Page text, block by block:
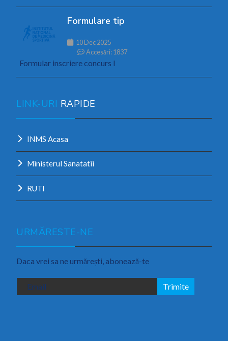
Formulare tip
10 Dec 2025
Accesări: 1837
Formular inscriere concurs I
LINK-URI RAPIDE
INMS Acasa
Ministerul Sanatatii
RUTI
URMĂRESTE-NE
Daca vrei sa ne urmărești, abonează-te